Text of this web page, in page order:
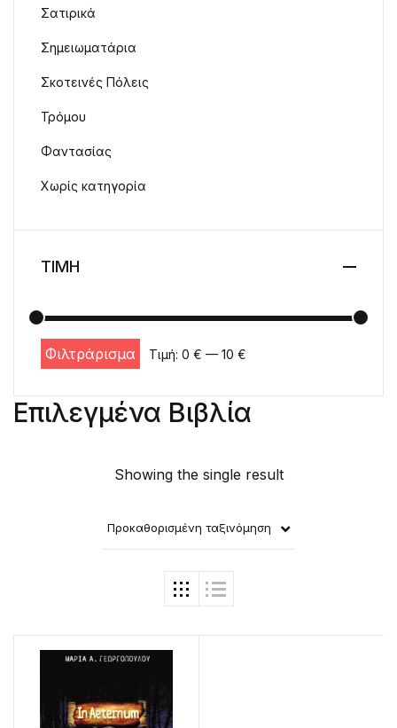
Επιλεγμένα Βιβλία
Showing the single result
Προκαθορισμένη ταξινόμηση
Σατιρικά
Σημειωματάρια
Σκοτεινές Πόλεις
Τρόμου
Φαντασίας
Χωρίς κατηγορία
ΤΙΜΗ
Ελάχιστη τιμή
Μέγιστη τιμή
Φιλτράρισμα Τιμή: 0 € — 10 €